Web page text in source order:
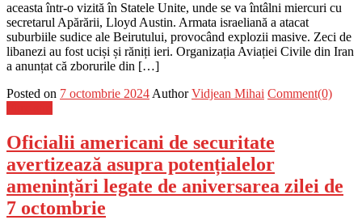
aceasta într-o vizită în Statele Unite, unde se va întâlni miercuri cu
secretarul Apărării, Lloyd Austin. Armata israeliană a atacat
suburbiile sudice ale Beirutului, provocând explozii masive. Zeci de
libanezi au fost uciși și răniți ieri. Organizația Aviației Civile din Iran
a anunțat că zborurile din […]
Posted on 7 octombrie 2024Author Vidjean Mihai Comment(0)
Oficialii americani de securitate
avertizează asupra potențialelor
amenințări legate de aniversarea zilei de
7 octombrie